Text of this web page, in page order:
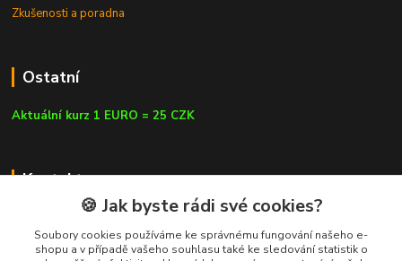
Zkušenosti a poradna
Ostatní
Aktuální kurz 1 EURO = 25 CZK
Kontakty
🍪 Jak byste rádi své cookies?
Soubory cookies používáme ke správnému fungování našeho e-
shopu a v případě vašeho souhlasu také ke sledování statistik o